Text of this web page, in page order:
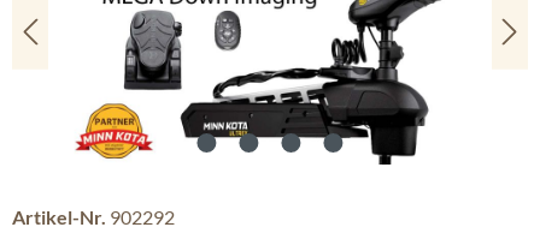
Artikel-Nr. 902292